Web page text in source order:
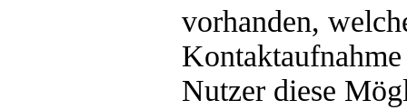
vorhanden,
Nutzer diese